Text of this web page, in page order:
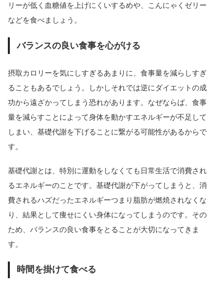
リーが低く血糖値を上げにくいするめや、こんにゃくゼリー
などを食べましょう。
バランスの良い食事を心がける
摂取カロリーを気にしすぎるあまりに、食事量を減らしすぎ
ることもあるでしょう。しかしそれでは逆にダイエットの成
功から遠ざかってしまう恐れがあります。なぜならば、食事
量を減らすことによって身体を動かすエネルギーが不足して
しまい、基礎代謝を下げることに繋がる可能性があるからで
す。
基礎代謝とは、特別に運動をしなくても日常生活で消費され
るエネルギーのことです。基礎代謝が下がってしまうと、消
費されるハズだったエネルギーつまり脂肪が燃焼されなくな
り、結果として痩せにくい身体になってしまうのです。その
ため、バランスの良い食事をとることが大切になってきま
す。
時間を掛けて食べる